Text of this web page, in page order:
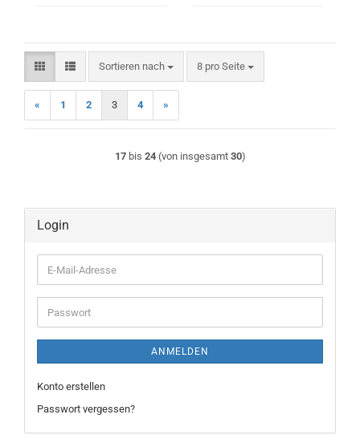
Sortieren nach
Sortieren nach 8 pro Seite
pro Seite
« 1 2 3 4 »
17bis 24(von insgesamt 30)
Login
E-
Mail-
Adresse
Passwort
ANMELDEN
Konto erstellen
Passwort vergessen?